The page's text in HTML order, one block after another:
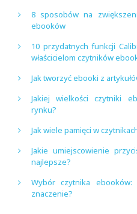
8 sposobów na
ebooków
10 przydatnych funkcji
właścicielom czytników
Jak tworzyć ebooki z
Jakiej wielkości czytniki
rynku?
Jak wiele pamięci w
Jakie umiejscowienie
najlepsze?
Wybór czytnika
znaczenie?